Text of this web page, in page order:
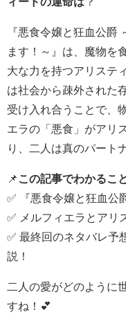
『悪食令嬢と狂血公爵
ます！～』は、魔物を
大な力を持つアリステ
は社会から疎外された
受け入れ合うことで、
エラの「悪食」がアリ
り、二人は真のパート
📌 この記事でわかるこ
✅ 『悪食令嬢と狂血公
✅ メルフィエラとアリ
✅ 最終回のネタバレ予
説！
二人の愛がどのように
すね！💕